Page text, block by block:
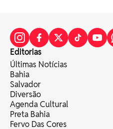
Editorias
Últimas Notícias
Bahia
Salvador
Diversão
Agenda Cultural
Preta Bahia
Fervo Das Cores